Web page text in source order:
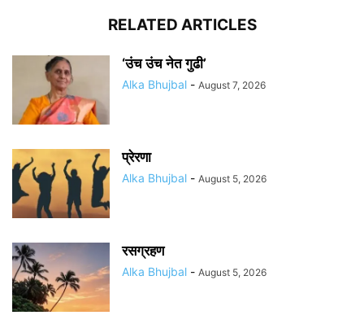
RELATED ARTICLES
‘उंच उंच नेत गुढी’
Alka Bhujbal - August 7, 2026
प्रेरणा
Alka Bhujbal - August 5, 2026
रसग्रहण
Alka Bhujbal - August 5, 2026